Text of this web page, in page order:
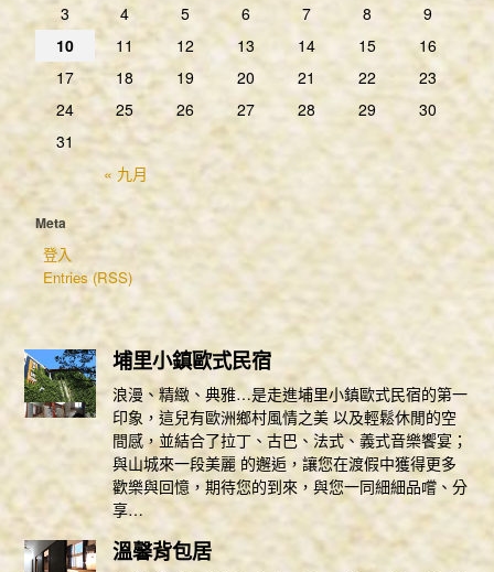
南投埔里-私房祕境瑪璘窟
南投埔里-桃米生態區紙教堂
南投埔里-特色景點地母廟
南投埔里-夜景&飛行傘活動
轉帳匯款
聯絡我們
活動訊息
評價分享
溫馨小鎮 美麗回憶
埔里小鎮民宿@ 認真揮霍每一天:: 隨意窩Xuite日誌
[南投 住宿]埔里市區 埔里小鎮歐式民宿 ♥ 簡潔平價 小資族,學生
[埔里住宿] 埔里小鎮 充滿歐式風情的民宿旅店::Pchome個人新
『南投埔里』平價的可愛歐式鄉村風民宿-埔里小鎮::iPeen愛評網
范小貓揹著相機去流浪::yam蕃薯藤
« 九月
3
4 5 6 7 8
9
10
11 12 13 14 15
16
17
18 19 20 21 22
23
24
25 26 27 28 29
30
31
Meta
登入
Entries (RSS)
埔里小鎮歐式民宿
浪漫、精緻、典雅…是走進埔里小鎮歐式民宿的第一
印象，這兒有歐洲鄉村風情之美 以及輕鬆休閒的空
間感，並結合了拉丁、古巴、法式、義式音樂饗宴；
與山城來一段美麗 的邂逅，讓您在渡假中獲得更多
歡樂與回憶，期待您的到來，與您一同細細品嚐、分
享…
溫馨背包居